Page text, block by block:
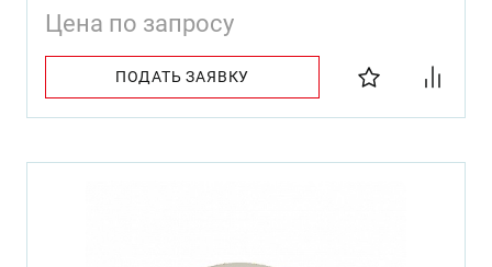
Цена по запросу
ПОДАТЬ ЗАЯВКУ